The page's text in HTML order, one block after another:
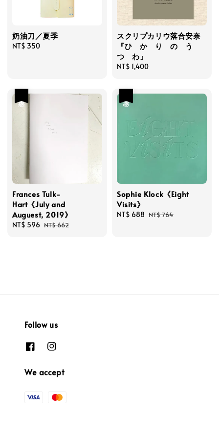
奶油刀／夏季
Regular
NT$ 350
スクリプカリウ落合安奈
『ひ か り の う
つ わ』
Regular
NT$ 1,400
Frances Tulk-
Hart《July and
Auguest, 2019》
Sale
NT$ 596 Regular
NT$ 662
Sophie Klock《Eight
Visits》
Sale
NT$ 688 Regular
NT$ 764
Follow us
We accept